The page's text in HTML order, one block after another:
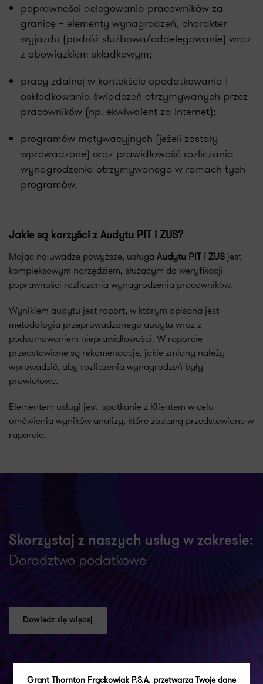
poprawności delegowania pracowników za
granicę – elementy wynagrodzeń, charakter
wyjazdu (podróż służbowa/oddelegowanie) wraz
z obowiązkiem składkowym;
pracy zdalnej w kontekście opodatkowania i
oskładkowania świadczeń otrzymywanych przez
pracowników (np. ekwiwalent za Internet);
programów motywacyjnych (jeżeli zostały
wprowadzone) oraz prawidłowość rozliczania
wynagrodzenia otrzymywanego w ramach tych
programów.
Jakie są korzyści z Audytu PIT i ZUS?
Mając na uwadze powyższe, usługa Audytu PIT i ZUS jest
kompleksowym narzędziem, służącym do weryfikacji
poprawności rozliczania wynagrodzenia pracowników.
Wynikiem audytu jest raport, w którym opisana jest
metodologia przeprowadzonego audytu wraz z
podsumowaniem nieprawidłowości. W raporcie
przedstawione są rekomendacje, jakie zmiany należy
wprowadzić, aby rozliczenia wynagrodzeń były
prawidłowe.
Elementem usługi jest spotkanie z Klientem w celu
omówienia wyników analizy, które zostaną przedstawione w
raporcie.
Skorzystaj z naszych usług w zakresie:
Doradztwo podatkowe
Dowiedz się więcej
Grant Thornton Frąckowiak P.S.A. przetwarza Twoje dane